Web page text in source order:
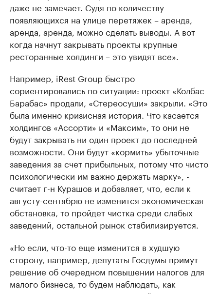
даже не замечает. Судя по количеству
появляющихся на улице перетяжек – аренда,
аренда, аренда, можно сделать выводы. А вот
когда начнут закрывать проекты крупные
ресторанные холдинги – это увидят все».
Например, iRest Group быстро
сориентировались по ситуации: проект «Колбас
Барабас» продали, «Стереосуши» закрыли. «Это
была именно кризисная история. Что касается
холдингов «Ассорти» и «Максим», то они не
будут закрывать ни один проект до последней
возможности. Они будут «кормить» убыточные
заведения за счет прибыльных, потому что чисто
психологически им важно держать марку», -
считает г-н Курашов и добавляет, что, если к
августу-сентябрю не изменится экономическая
обстановка, то пройдет чистка среди слабых
заведений, остальной рынок стабилизируется.
«Но если, что-то еще изменится в худшую
сторону, например, депутаты Госдумы примут
решение об очередном повышении налогов для
малого бизнеса, то будем наблюдать, как